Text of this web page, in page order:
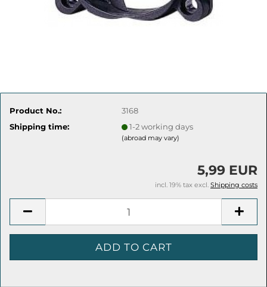
Product No.:
3168
Shipping time:
1-2 working days
(abroad may vary)
5,99 EUR
incl. 19% tax excl. Shipping costs